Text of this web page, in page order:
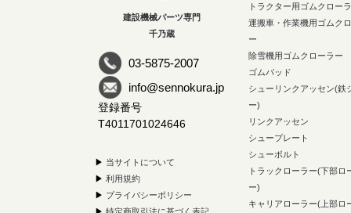
建設機械パーツ専門
千乃蔵
03-5875-2007
info@sennokura.jp
登録番号
T4011701024646
▶ 当サイトについて
▶ 利用規約
▶ プライバシーポリシー
トラクター用ゴムクロー
運搬車・作業機用ゴムク
ー
除雪機用ゴムクローラー
ゴムパッド
シューリンクアッセン(鉄
ー)
リンクアッセン
シュープレート
シューボルト
トラックローラー(下部ロ
ー)
キャリアローラー(上部ロ